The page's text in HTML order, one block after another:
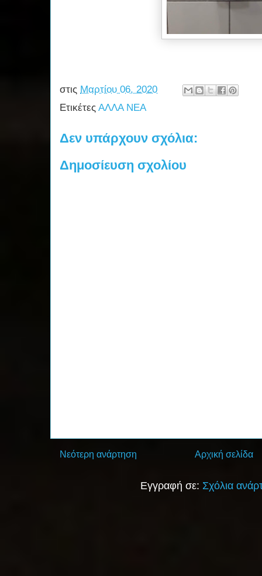
στις Μαρτίου 06, 2020
Ετικέτες ΑΛΛΑ ΝΕΑ
Δεν υπάρχουν σχόλια:
Δημοσίευση σχολίου
Νεότερη ανάρτηση Αρχική σελίδα
Εγγραφή σε: Σχόλια